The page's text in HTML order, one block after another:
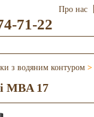
Про нас
71-22
з водяним контуром >
MBA 17